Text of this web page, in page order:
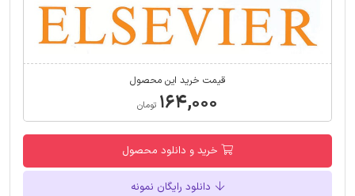
قیمت خرید این محصول
۱۶۴,۰۰۰ تومان
خرید و دانلود محصول
دانلود رایگان نمونه